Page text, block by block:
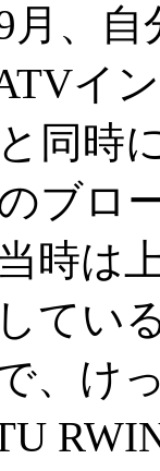
、自
イ
同時
ブロ
時は
てい
、け